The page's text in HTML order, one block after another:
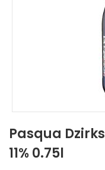
Pasqua
11% 0.75l